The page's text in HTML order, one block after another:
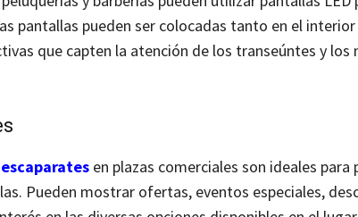
pantallas pueden ser colocadas tanto en el
que capten la atención de los transeúntes y
en plazas comerciales son ideales
Pueden mostrar ofertas, eventos especiales,